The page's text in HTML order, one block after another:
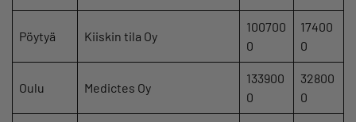
Pöytyä Kiiskin tila Oy
100700
0
17400
0
Oulu Medictes Oy
133900
0
32800
0